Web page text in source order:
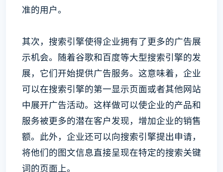
准的用户。
其次，搜索引擎使得企业拥有了更多的广告展
示机会。随着谷歌和百度等大型搜索引擎的发
展，它们开始提供广告服务。这意味着，企业
可以在搜索引擎的第一显示页面或者其他网站
中展开广告活动。这样做可以使企业的产品和
服务被更多的潜在客户发现，增加企业的销售
额。此外，企业还可以向搜索引擎提出申请，
将他们的图文信息直接呈现在特定的搜索关键
词的页面上。